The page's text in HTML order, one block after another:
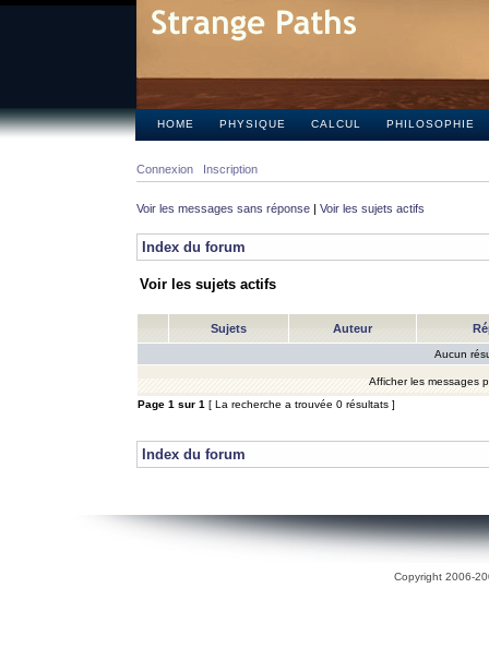
HOME PHYSIQUE CALCUL PHILOSOPHIE
Connexion Inscription
Voir les messages sans réponse | Voir les sujets actifs
Index du forum
Voir les sujets actifs
Sujets Auteur
Aucun
Afficher les messages
Page 1 sur 1 [ La recherche a trouvée 0 résultats ]
Index du forum
Copyright 2006-